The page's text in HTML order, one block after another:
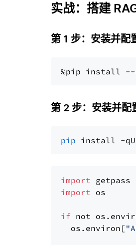
实战：搭建
第 1 步：安装并配
%pip install --
第 2 步：安装并
pip install -qU
import
import os
if not
  os.environ[